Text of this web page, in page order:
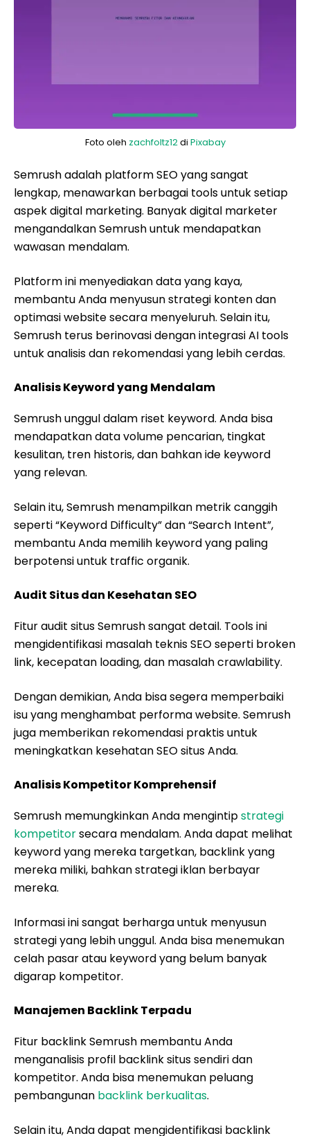
Foto oleh zachfoltz12di Pixabay
Semrush adalah platform SEO yang sangat
lengkap, menawarkan berbagai tools untuk setiap
aspek digital marketing. Banyak digital marketer
mengandalkan Semrush untuk mendapatkan
wawasan mendalam.
Platform ini menyediakan data yang kaya,
membantu Anda menyusun strategi konten dan
optimasi website secara menyeluruh. Selain itu,
Semrush terus berinovasi dengan integrasi AI tools
untuk analisis dan rekomendasi yang lebih cerdas.
Analisis Keyword yang Mendalam
Semrush unggul dalam riset keyword. Anda bisa
mendapatkan data volume pencarian, tingkat
kesulitan, tren historis, dan bahkan ide keyword
yang relevan.
Selain itu, Semrush menampilkan metrik canggih
seperti “Keyword Difficulty” dan “Search Intent”,
membantu Anda memilih keyword yang paling
berpotensi untuk traffic organik.
Audit Situs dan Kesehatan SEO
Fitur audit situs Semrush sangat detail. Tools ini
mengidentifikasi masalah teknis SEO seperti broken
link, kecepatan loading, dan masalah crawlability.
Dengan demikian, Anda bisa segera memperbaiki
isu yang menghambat performa website. Semrush
juga memberikan rekomendasi praktis untuk
meningkatkan kesehatan SEO situs Anda.
Analisis Kompetitor Komprehensif
Semrush memungkinkan Anda mengintipstrategi
kompetitorsecara mendalam. Anda dapat melihat
keyword yang mereka targetkan, backlink yang
mereka miliki, bahkan strategi iklan berbayar
mereka.
Informasi ini sangat berharga untuk menyusun
strategi yang lebih unggul. Anda bisa menemukan
celah pasar atau keyword yang belum banyak
digarap kompetitor.
Manajemen Backlink Terpadu
Fitur backlink Semrush membantu Anda
menganalisis profil backlink situs sendiri dan
kompetitor. Anda bisa menemukan peluang
pembangunan backlink berkualitas.
Selain itu, Anda dapat mengidentifikasi backlink